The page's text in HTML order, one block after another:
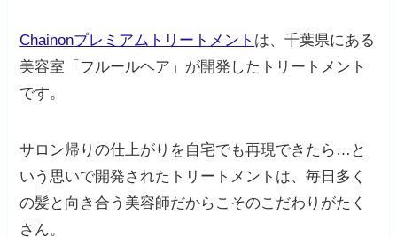
Chainonプレミアムトリートメント は、千葉県にある
美容室「フルールヘア」が開発したトリートメント
です。
サロン帰りの仕上がりを自宅でも再現できたら…と
いう思いで開発されたトリートメントは、毎日多く
の髪と向き合う美容師だからこそのこだわりがたく
さん。